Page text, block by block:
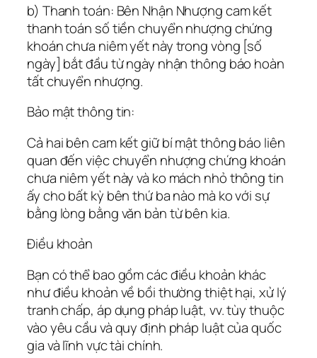
b) Thanh toán: Bên Nhận Nhượng cam kết
thanh toán số tiền chuyển nhượng chứng
khoán chưa niêm yết này trong vòng [số
ngày] bắt đầu từ ngày nhận thông báo hoàn
tất chuyển nhượng.
Bảo mật thông tin:
Cả hai bên cam kết giữ bí mật thông báo liên
quan đến việc chuyển nhượng chứng khoán
chưa niêm yết này và ko mách nhỏ thông tin
ấy cho bất kỳ bên thứ ba nào mà ko với sự
bằng lòng bằng văn bản từ bên kia.
Điều khoản
Bạn có thể bao gồm các điều khoản khác
như điều khoản về bồi thường thiệt hại, xử lý
tranh chấp, áp dụng pháp luật, vv. tùy thuộc
vào yêu cầu và quy định pháp luật của quốc
gia và lĩnh vực tài chính.